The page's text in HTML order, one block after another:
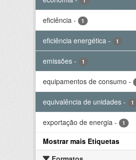
eficiência - 1
eficiência energética - 1
emissões - 1
equipamentos de consumo -
equivalência de unidades - 1
exportação de energia - 1
Mostrar mais Etiquetas